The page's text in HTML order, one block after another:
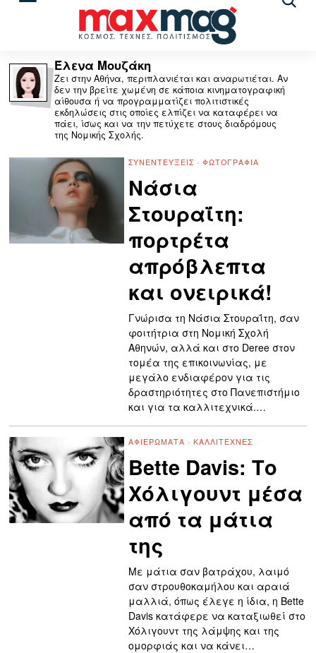
Έλενα Μουζάκη
Ζει στην Αθήνα, περιπλανιέται και αναρωτιέται. Αν
δεν την βρείτε χωμένη σε κάποια κινηματογραφική
αίθουσα ή να προγραμματίζει πολιτιστικές
εκδηλώσεις στις οποίες ελπίζει να καταφέρει να
πάει, ίσως και να την πετύχετε στους διαδρόμους
της Νομικής Σχολής.
ΣΥΝΕΝΤΕΎΞΕΙΣ · ΦΩΤΟΓΡΑΦΊΑ
Νάσια
Στουραΐτη:
πορτρέτα
απρόβλεπτα
και ονειρικά!
Γνώρισα τη Νάσια Στουραΐτη, σαν
φοιτήτρια στη Νομική Σχολή
Αθηνών, αλλά και στο Deree στον
τομέα της επικοινωνίας, με
μεγάλο ενδιαφέρον για τις
δραστηριότητες στο Πανεπιστήμιο
και για τα καλλιτεχνικά.…
ΑΦΙΕΡΏΜΑΤΑ · ΚΑΛΛΙΤΈΧΝΕΣ
Bette Davis: Το
Χόλιγουντ μέσα
από τα μάτια
της
Με μάτια σαν βατράχου, λαιμό
σαν στρουθοκαμήλου και αραιά
μαλλιά, όπως έλεγε η ίδια, η Bette
Davis κατάφερε να καταξιωθεί στο
Χόλιγουντ της λάμψης και της
ομορφιάς και να κάνει…